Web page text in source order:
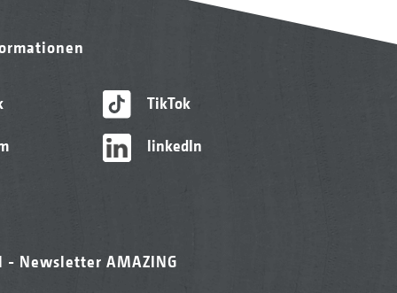
TikTok
linkedIn
Newsletter AMAZING